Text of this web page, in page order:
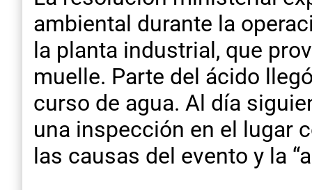
ambiental durante la
la planta industrial, que
muelle. Parte del ácido
curso de agua. Al día
una inspección en el lugar
las causas del evento y la